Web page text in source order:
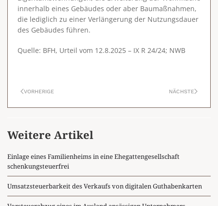
innerhalb eines Gebäudes oder aber Baumaßnahmen,
die lediglich zu einer Verlängerung der Nutzungsdauer
des Gebäudes führen.
Quelle: BFH, Urteil vom 12.8.2025 – IX R 24/24; NWB
VORHERIGE NÄCHSTE
Weitere Artikel
Einlage eines Familienheims in eine Ehegattengesellschaft
schenkungsteuerfrei
Umsatzsteuerbarkeit des Verkaufs von digitalen Guthabenkarten